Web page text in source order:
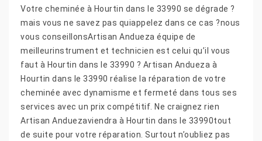
Votre cheminée à Hourtin dans le 33990 se dégrade ?
mais vous ne savez pas quiappelez dans ce cas ?nous
vous conseillonsArtisan Andueza équipe de
meilleurinstrument et technicien est celui qu’il vous
faut à Hourtin dans le 33990 ? Artisan Andueza à
Hourtin dans le 33990 réalise la réparation de votre
cheminée avec dynamisme et fermeté dans tous ses
services avec un prix compétitif. Ne craignez rien
Artisan Anduezaviendra à Hourtin dans le 33990tout
de suite pour votre réparation. Surtout n’oubliez pas